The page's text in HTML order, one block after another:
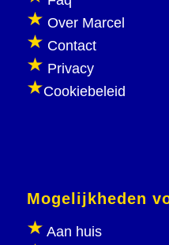
Over Marcel
Contact
Privacy
Cookiebeleid
Mogelijkheden
Aan huis